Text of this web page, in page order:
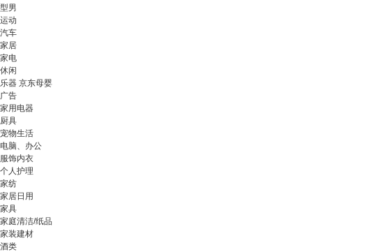
型男
运动
汽车
家居
家电
休闲
乐器 京东母婴
广告
家用电器
厨具
宠物生活
电脑、办公
服饰内衣
个人护理
家纺
家居日用
家具
家庭清洁/纸品
家装建材
酒类